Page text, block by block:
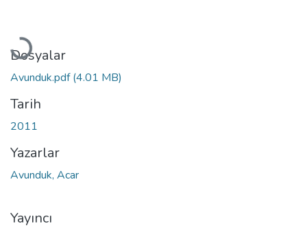
Yükleniyor...
Dosyalar
Avunduk.pdf(4.01 MB)
Tarih
2011
Yazarlar
Avunduk, Acar
Yayıncı